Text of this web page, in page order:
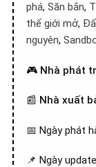
phá, Săn bắn,
thế giới mở,
nguyên,
🎮 Nhà phát
📰 Nhà xuất
📅 Ngày phát
📌 Ngày